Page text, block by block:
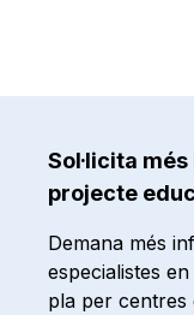
Sol·licita
projecte
Demana més
especialistes
pla per centres